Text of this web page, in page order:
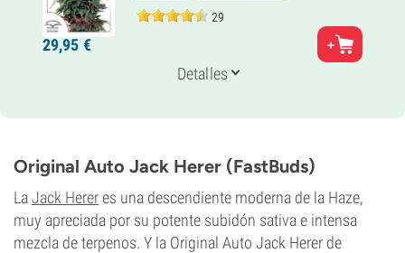
29
Padres
Durban x Unknown Indica
Sativa-dominante
8-9 semanas
14%
CBD
Desconocido
Tipo de floración
Fotoperiódica
29,95 €
Detalles
Original Auto Jack Herer (FastBuds)
LaJack Hereres una descendiente moderna de la Haze,
muy apreciada por su potente subidón sativa e intensa
mezcla de terpenos. Y la Original Auto Jack Herer de